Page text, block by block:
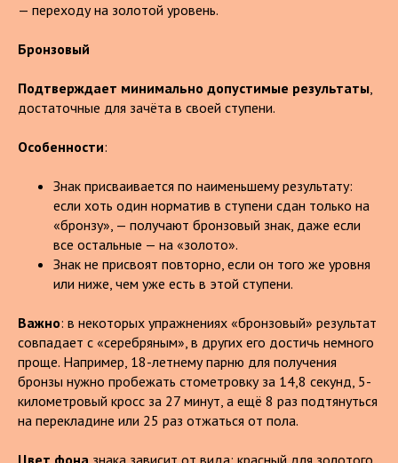
— переходу на золотой уровень.
Бронзовый
Подтверждает минимально допустимые результаты,
достаточные для зачёта в своей ступени.
Особенности:
Знак присваивается по наименьшему результату:
если хоть один норматив в ступени сдан только на
«бронзу», — получают бронзовый знак, даже если
все остальные — на «золото».
Знак не присвоят повторно, если он того же уровня
или ниже, чем уже есть в этой ступени.
Важно: в некоторых упражнениях «бронзовый» результат
совпадает с «серебряным», в других его достичь немного
проще. Например, 18-летнему парню для получения
бронзы нужно пробежать стометровку за 14,8 секунд, 5-
километровый кросс за 27 минут, а ещё 8 раз подтянуться
на перекладине или 25 раз отжаться от пола.
Цвет фона знака зависит от вида: красный для золотого,